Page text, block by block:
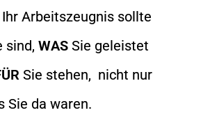
Arbeitszeugnis sollte
sind, WAS Sie geleistet
Sie stehen, nicht nur
Sie da waren.